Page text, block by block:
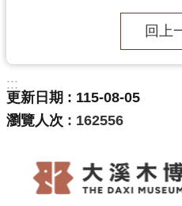
訊
展
覽
回上
:::
更新日期
115-08-05
瀏覽人次
162556